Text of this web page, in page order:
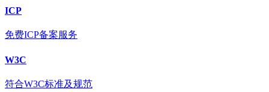
ICP
免费ICP备案服务
W3C
符合W3C标准及规范